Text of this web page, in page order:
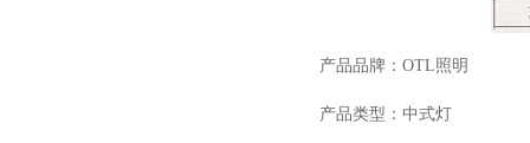
产品品牌：OTL照明
产品类型：中式灯